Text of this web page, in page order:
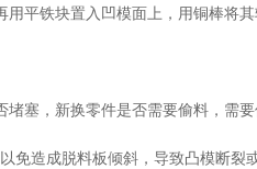
平铁块置入凹模面上，用铜棒将
塞，新换零件是否需要偷料，需
造成脱料板倾斜，导致凸模断裂